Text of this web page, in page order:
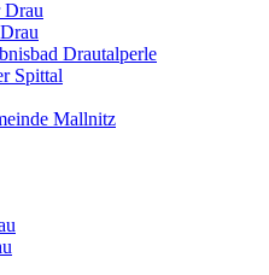
Drau
Drautalperle
Spittal
Mallnitz